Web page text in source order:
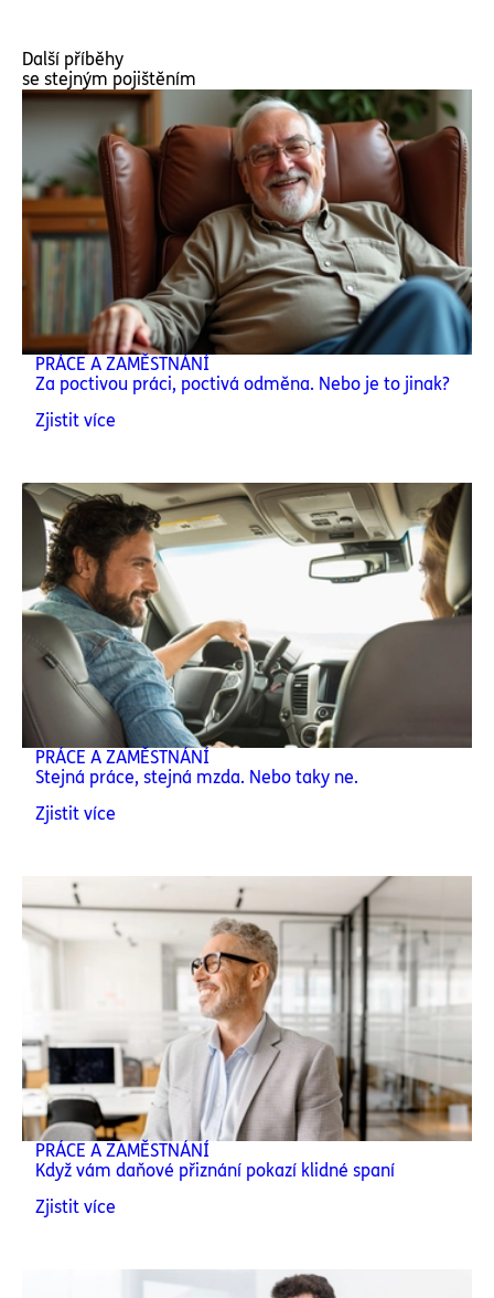
Další příběhy
se stejným pojištěním
PRÁCE A ZAMĚSTNÁNÍ
Za poctivou práci, poctivá odměna. Nebo je to jinak?
Zjistit více
PRÁCE A ZAMĚSTNÁNÍ
Stejná práce, stejná mzda. Nebo taky ne.
Zjistit více
PRÁCE A ZAMĚSTNÁNÍ
Když vám daňové přiznání pokazí klidné spaní
Zjistit více